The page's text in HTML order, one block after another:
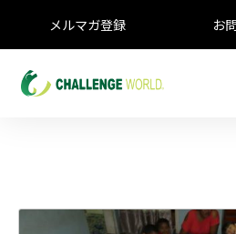
メルマガ登録 お